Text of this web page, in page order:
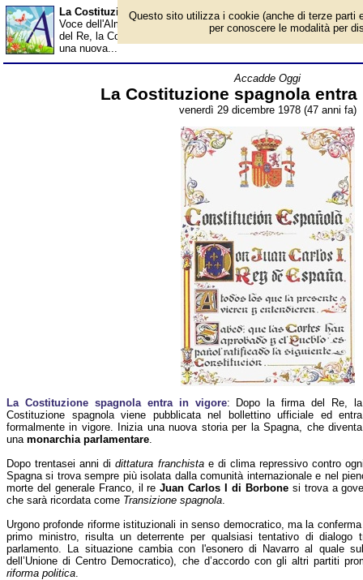
La Costituzione spagnola entra in vigore - Almanacco
Voce dell'Almanacco del 29 dicembre, per la rubrica 'Accadde
del Re, la Costituzione spagnola viene pubblicata nel bollettino
una nuova...
Accadde Oggi
La Costituzione spagnola
venerdì 29 dicembre 1978 (47 anni fa)
La Costituzione spagnola entra in vigore: Dopo la firma del Re, la
Costituzione spagnola viene pubblicata nel bollettino ufficiale ed entra
formalmente in vigore. Inizia una nuova storia per la Spagna, che diventa
una monarchia parlamentare.
Dopo trentasei anni didittatura franchistae di clima repressivo contro
Spagna si trova sempre più isolata dalla comunità internazionale e nel
morte del generale Franco, il reJuan Carlos I di Borbonesi trova a
che sarà ricordata come Transizione spagnola.
Urgono profonde riforme istituzionali in senso democratico, ma la
primo ministro, risulta un deterrente per qualsiasi tentativo di dialogo
parlamento. La situazione cambia con l'esonero di Navarro al quale
dell’Unione di Centro Democratico), che d’accordo con gli altri partiti
riforma politica.
Questo sito utilizza i cookie (anche di terze parti
per conoscere le modalità per